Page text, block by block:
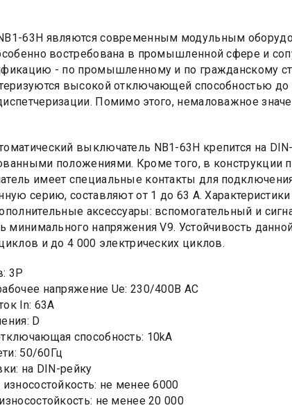
63H являются современным модульным
востребована в промышленной сфере и
- по промышленному и по гражданскому
высокой отключающей способностью
Помимо этого, немаловажное
выключатель NB1-63H крепится на
положениями. Кроме того, в конструкции
имеет специальные контакты для
серию, составляют от 1 до 63 A.
аксессуары: вспомогательный и
минимального напряжения V9. Устойчивость
и до 4 000 электрических циклов.
3Р
напряжение Ue: 230/400В AC
In: 63А
D
способность: 10kA
50/60Гц
на DIN-рейку
износостойкость: не менее 6000
не менее 20 000